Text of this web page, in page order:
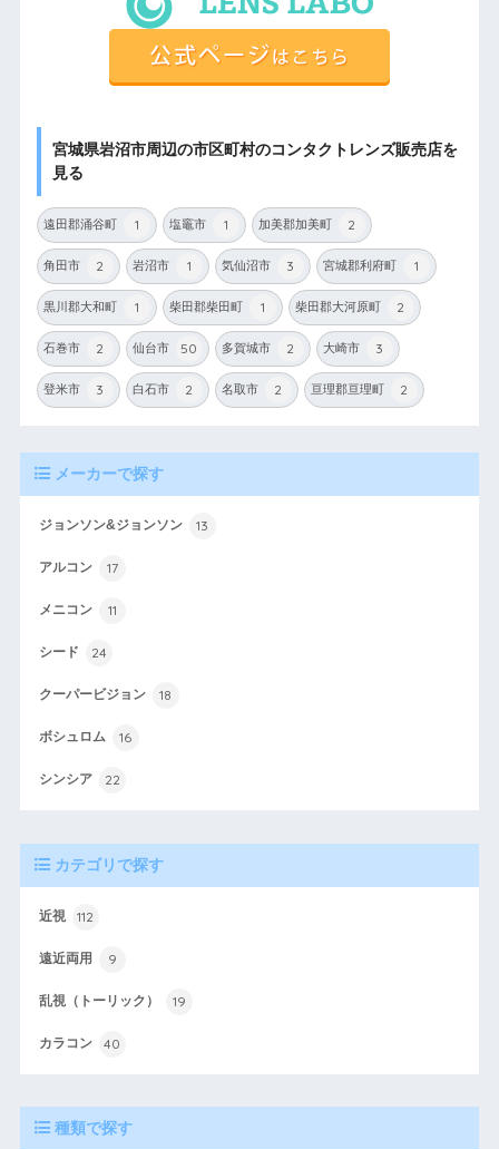
宮城県岩沼市周辺の市区町村のコンタクトレンズ販売店を
見る
遠田郡涌谷町 1 塩竈市 1 加美郡加美町 2
角田市 2 岩沼市 1 気仙沼市 3 宮城郡利府町 1
黒川郡大和町 1 柴田郡柴田町 1 柴田郡大河原町 2
石巻市 2 仙台市 50 多賀城市 2 大崎市 3
登米市 3 白石市 2 名取市 2 亘理郡亘理町 2
メーカーで探す
ジョンソン&ジョンソン 13
アルコン 17
メニコン 11
シード 24
クーパービジョン 18
ボシュロム 16
シンシア 22
カテゴリで探す
近視 112
遠近両用 9
乱視（トーリック） 19
カラコン 40
種類で探す